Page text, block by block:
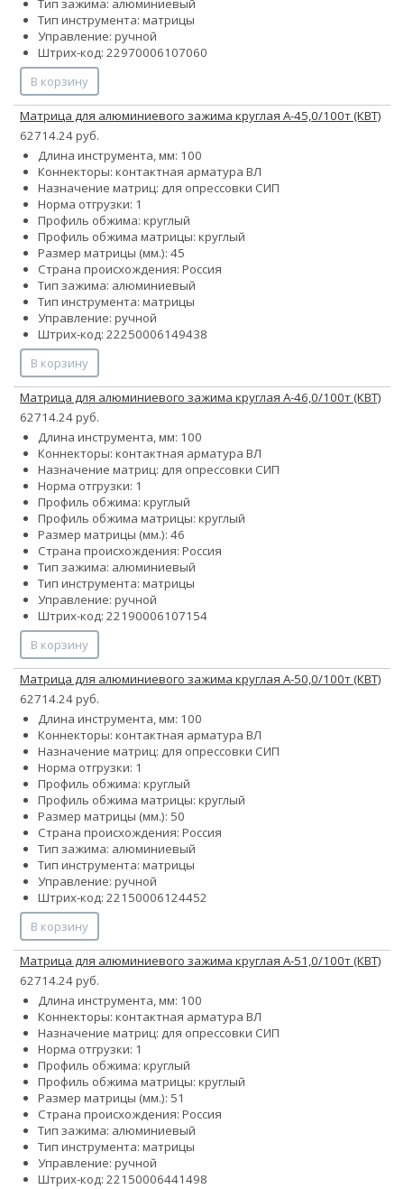
Тип зажима: алюминиевый
Тип инструмента: матрицы
Управление: ручной
Штрих-код: 22970006107060
В корзину
Матрица для алюминиевого зажима круглая А-45,0/100т (КВТ)
62714.24 руб.
Длина инструмента, мм: 100
Коннекторы: контактная арматура ВЛ
Назначение матриц: для опрессовки СИП
Норма отгрузки: 1
Профиль обжима: круглый
Профиль обжима матрицы: круглый
Размер матрицы (мм.): 45
Страна происхождения: Россия
Тип зажима: алюминиевый
Тип инструмента: матрицы
Управление: ручной
Штрих-код: 22250006149438
В корзину
Матрица для алюминиевого зажима круглая А-46,0/100т (КВТ)
62714.24 руб.
Длина инструмента, мм: 100
Коннекторы: контактная арматура ВЛ
Назначение матриц: для опрессовки СИП
Норма отгрузки: 1
Профиль обжима: круглый
Профиль обжима матрицы: круглый
Размер матрицы (мм.): 46
Страна происхождения: Россия
Тип зажима: алюминиевый
Тип инструмента: матрицы
Управление: ручной
Штрих-код: 22190006107154
В корзину
Матрица для алюминиевого зажима круглая А-50,0/100т (КВТ)
62714.24 руб.
Длина инструмента, мм: 100
Коннекторы: контактная арматура ВЛ
Назначение матриц: для опрессовки СИП
Норма отгрузки: 1
Профиль обжима: круглый
Профиль обжима матрицы: круглый
Размер матрицы (мм.): 50
Страна происхождения: Россия
Тип зажима: алюминиевый
Тип инструмента: матрицы
Управление: ручной
Штрих-код: 22150006124452
В корзину
Матрица для алюминиевого зажима круглая А-51,0/100т (КВТ)
62714.24 руб.
Длина инструмента, мм: 100
Коннекторы: контактная арматура ВЛ
Назначение матриц: для опрессовки СИП
Норма отгрузки: 1
Профиль обжима: круглый
Профиль обжима матрицы: круглый
Размер матрицы (мм.): 51
Страна происхождения: Россия
Тип зажима: алюминиевый
Тип инструмента: матрицы
Управление: ручной
Штрих-код: 22150006441498